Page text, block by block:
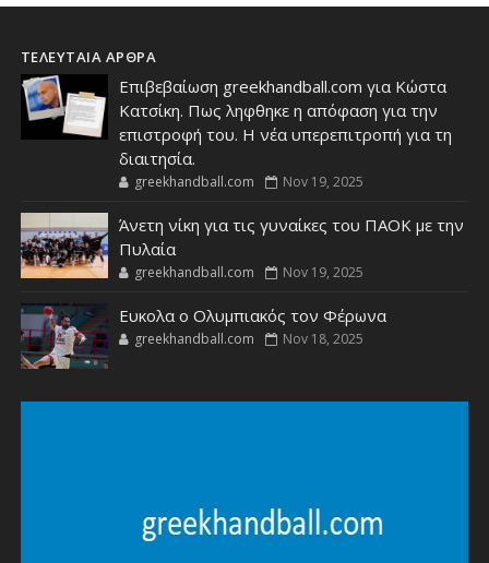
ΤΕΛΕΥΤΑΙΑ ΑΡΘΡΑ
Επιβεβαίωση greekhandball.com για Κώστα
Κατσίκη. Πως ληφθηκε η απόφαση για την
επιστροφή του. Η νέα υπερεπιτροπή για τη
διαιτησία.
greekhandball.com Nov 19, 2025
Άνετη νίκη για τις γυναίκες του ΠΑΟΚ με την
Πυλαία
greekhandball.com Nov 19, 2025
Ευκολα ο Ολυμπιακός τον Φέρωνα
greekhandball.com Nov 18, 2025